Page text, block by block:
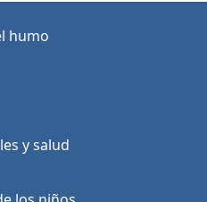
humo
y salud